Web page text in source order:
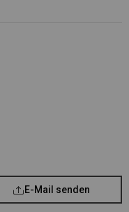
E-Mail senden